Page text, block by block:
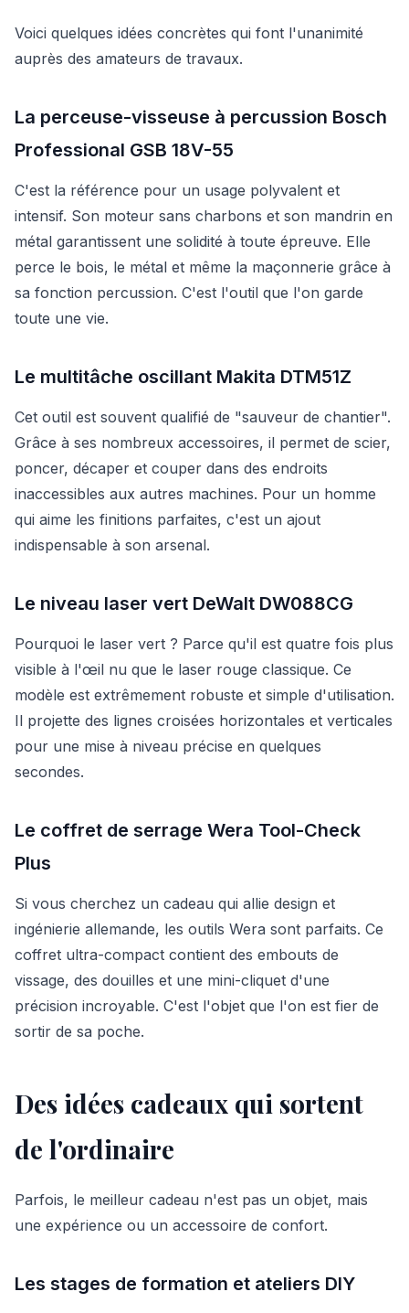
Voici quelques idées concrètes qui font l'unanimité
auprès des amateurs de travaux.
La perceuse-visseuse à percussion Bosch
Professional GSB 18V-55
C'est la référence pour un usage polyvalent et
intensif. Son moteur sans charbons et son mandrin en
métal garantissent une solidité à toute épreuve. Elle
perce le bois, le métal et même la maçonnerie grâce à
sa fonction percussion. C'est l'outil que l'on garde
toute une vie.
Le multitâche oscillant Makita DTM51Z
Cet outil est souvent qualifié de "sauveur de chantier".
Grâce à ses nombreux accessoires, il permet de scier,
poncer, décaper et couper dans des endroits
inaccessibles aux autres machines. Pour un homme
qui aime les finitions parfaites, c'est un ajout
indispensable à son arsenal.
Le niveau laser vert DeWalt DW088CG
Pourquoi le laser vert ? Parce qu'il est quatre fois plus
visible à l'œil nu que le laser rouge classique. Ce
modèle est extrêmement robuste et simple d'utilisation.
Il projette des lignes croisées horizontales et verticales
pour une mise à niveau précise en quelques
secondes.
Le coffret de serrage Wera Tool-Check
Plus
Si vous cherchez un cadeau qui allie design et
ingénierie allemande, les outils Wera sont parfaits. Ce
coffret ultra-compact contient des embouts de
vissage, des douilles et une mini-cliquet d'une
précision incroyable. C'est l'objet que l'on est fier de
sortir de sa poche.
Des idées cadeaux qui sortent
de l'ordinaire
Parfois, le meilleur cadeau n'est pas un objet, mais
une expérience ou un accessoire de confort.
Les stages de formation et ateliers DIY